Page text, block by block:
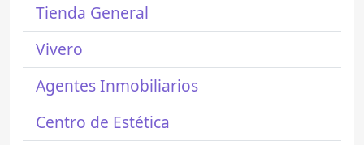
Tienda General
Vivero
Agentes Inmobiliarios
Centro de Estética